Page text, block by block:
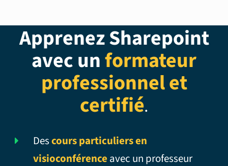
Apprenez Sharepoint
avec unformateur
professionnel et
certifié.
Descours particuliers en
visioconférence avec un professeur